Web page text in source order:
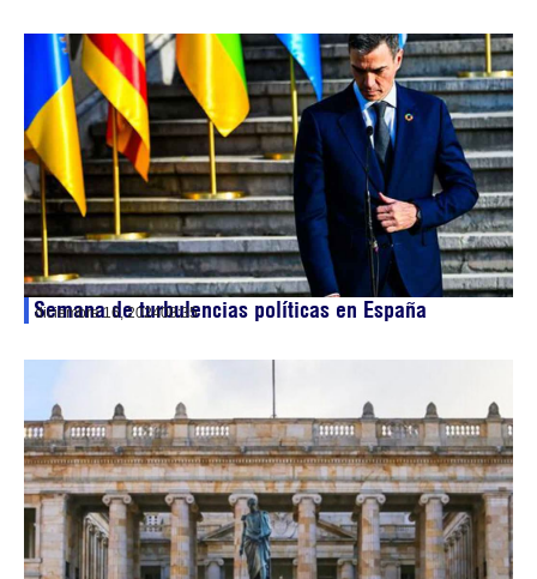
Semana de turbulencias políticas en España
diciembre 16, 202408:35